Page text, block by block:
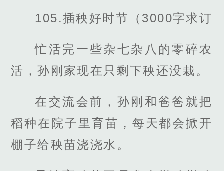
105.插秧好时节（3000字求订
忙活完一些杂七杂八的零碎农
活，孙刚家现在只剩下秧还没栽。
在交流会前，孙刚和爸爸就把
稻种在院子里育苗，每天都会掀开
棚子给秧苗浇浇水。